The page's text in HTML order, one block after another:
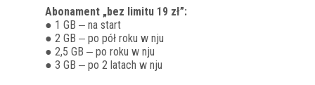
Abonament „bez limitu 19 zł”:
● 1 GB ‒ na start
● 2 GB ‒ po pół roku w nju
● 2,5 GB ‒ po roku w nju
● 3 GB ‒ po 2 latach w nju